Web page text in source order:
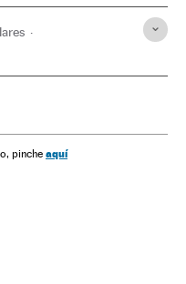
Mulheres
pinche aquí